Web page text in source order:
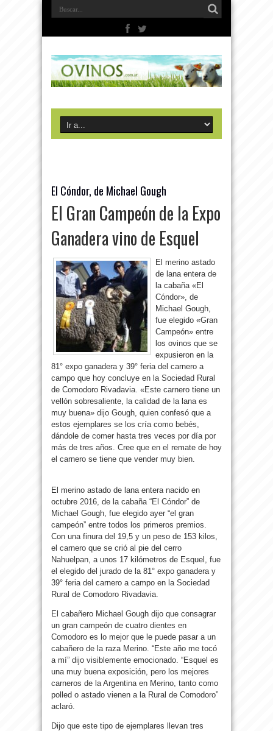
El Cóndor, de Michael Gough
El Gran Campeón de la Expo
Ganadera vino de Esquel
El merino astado
de lana entera de
la cabaña «El
Cóndor», de
Michael Gough,
fue elegido «Gran
Campeón» entre
los ovinos que se
expusieron en la
81° expo ganadera y 39° feria del carnero a
campo que hoy concluye en la Sociedad Rural
de Comodoro Rivadavia. «Este carnero tiene un
vellón sobresaliente, la calidad de la lana es
muy buena» dijo Gough, quien confesó que a
estos ejemplares se los cría como bebés,
dándole de comer hasta tres veces por día por
más de tres años. Cree que en el remate de hoy
el carnero se tiene que vender muy bien.
El merino astado de lana entera nacido en
octubre 2016, de la cabaña “El Cóndor” de
Michael Gough, fue elegido ayer “el gran
campeón” entre todos los primeros premios.
Con una finura del 19,5 y un peso de 153 kilos,
el carnero que se crió al pie del cerro
Nahuelpan, a unos 17 kilómetros de Esquel, fue
el elegido del jurado de la 81° expo ganadera y
39° feria del carnero a campo en la Sociedad
Rural de Comodoro Rivadavia.
El cabañero Michael Gough dijo que consagrar
un gran campeón de cuatro dientes en
Comodoro es lo mejor que le puede pasar a un
cabañero de la raza Merino. “Este año me tocó
a mí” dijo visiblemente emocionado. “Esquel es
una muy buena exposición, pero los mejores
carneros de la Argentina en Merino, tanto como
polled o astado vienen a la Rural de Comodoro”
aclaró.
Dijo que este tipo de ejemplares llevan tres